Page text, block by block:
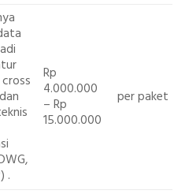
.
Rp
4.000.000
– Rp
15.000.000
per paket